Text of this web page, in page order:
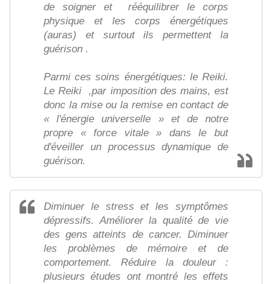
de soigner et rééquilibrer le corps
physique et les corps énergétiques
(auras) et surtout ils permettent la
guérison .
Parmi ces soins énergétiques: le Reiki.
Le Reiki ,par imposition des mains, est
donc la mise ou la remise en contact de
« l'énergie universelle » et de notre
propre « force vitale » dans le but
d'éveiller un processus dynamique de
guérison.
Diminuer le stress et les symptômes
dépressifs. Améliorer la qualité de vie
des gens atteints de cancer. Diminuer
les problèmes de mémoire et de
comportement. Réduire la douleur :
plusieurs études ont montré les effets